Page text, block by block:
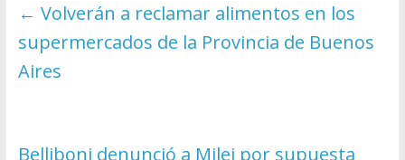
← Volverán a reclamar alimentos en los
supermercados de la Provincia de Buenos
Aires
Belliboni denunció a Milei por supuesta